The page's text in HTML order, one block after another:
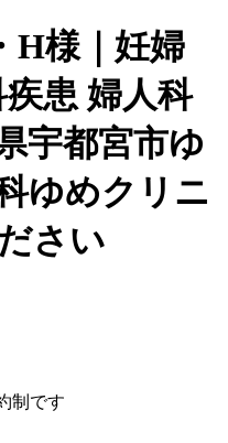
様｜妊婦
患 婦人科
宇都宮市ゆ
ゆめクリニ
さい
制です